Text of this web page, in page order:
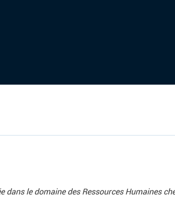
dans le domaine des Ressources Humaines